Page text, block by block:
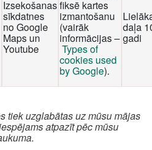
Izsekošanas
sīkdatnes
no Google
Maps un
Youtube
fiksē kartes
izmantošanu
(vairāk
informācijas –
Types of
cookies used
by Google).
daļa
gadi
tiek uzglabātas uz mūsu mājas
atpazīt pēc mūsu